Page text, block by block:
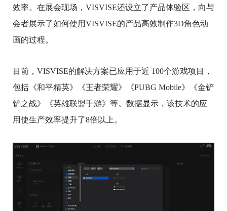
效率。在展会现场，VISVISE还设立了产品体验区，向与
会者展示了如何使用VISVISE的产品高效制作3D角色动
画的过程。
目前，VISVISE的解决方案已应用于近 100个游戏项目，
包括《和平精英》《王者荣耀》《PUBG Mobile》《金铲
铲之战》《英雄联盟手游》等。数据显示，该技术的应
用使生产效率提升了8倍以上。